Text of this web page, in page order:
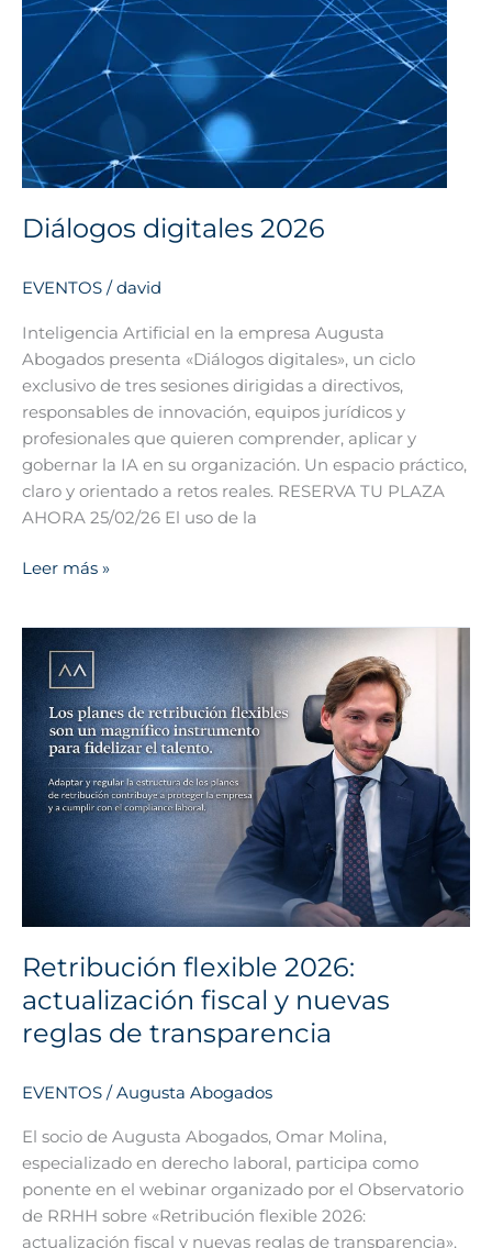
Diálogos digitales 2026
EVENTOS / david
Inteligencia Artificial en la empresa Augusta
Abogados presenta «Diálogos digitales», un ciclo
exclusivo de tres sesiones dirigidas a directivos,
responsables de innovación, equipos jurídicos y
profesionales que quieren comprender, aplicar y
gobernar la IA en su organización. Un espacio práctico,
claro y orientado a retos reales. RESERVA TU PLAZA
AHORA 25/02/26 El uso de la
Leer más »
Retribución flexible 2026:
actualización fiscal y nuevas
reglas de transparencia
EVENTOS /Augusta Abogados
El socio de Augusta Abogados, Omar Molina,
especializado en derecho laboral, participa como
ponente en el webinar organizado por el Observatorio
de RRHH sobre «Retribución flexible 2026:
actualización fiscal y nuevas reglas de transparencia».
Retribución
flexible
2026:
actualización
fiscal
nuevas
transparencia